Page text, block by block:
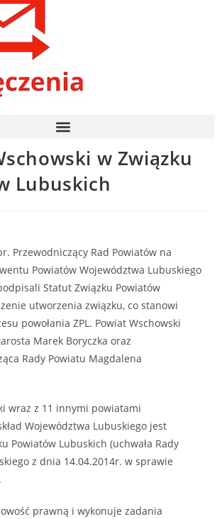
w Związku
Lubuskich
Przewodniczący Rad Powiatów na
Powiatów Województwa Lubuskiego
Statut Związku Powiatów
utworzenia związku, co stanowi
powołania ZPL. Powiat Wschowski
Marek Boryczka oraz
Rady Powiatu Magdalena
wraz z 11 innymi powiatami
Województwa Lubuskiego jest
Powiatów Lubuskich (uchwała Rady
z dnia 14.04.2014r. w sprawie
prawną i wykonuje zadania